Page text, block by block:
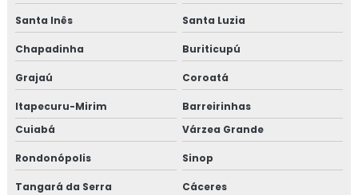
Santa Inês Santa Luzia
Chapadinha Buriticupú
Grajaú Coroatá
Itapecuru-Mirim
Barreirinhas
Cuiabá
Várzea Grande
Rondonópolis Sinop
Tangará da Serra Cáceres